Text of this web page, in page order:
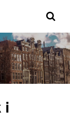
i